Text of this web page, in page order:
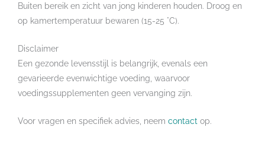
Buiten bereik en zicht van jong kinderen houden. Droog en
op kamertemperatuur bewaren (15-25 °C).
Disclaimer
Een gezonde levensstijl is belangrijk, evenals een
gevarieerde evenwichtige voeding, waarvoor
voedingssupplementen geen vervanging zijn.
Voor vragen en specifiek advies, neem contact op.